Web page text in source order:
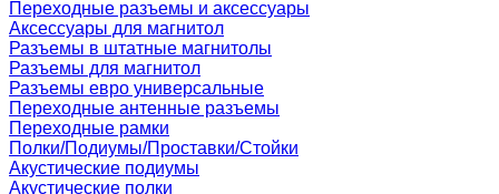
Переходные разъемы и аксессуары
Аксессуары для магнитол
Разъемы в штатные магнитолы
Разъемы для магнитол
Разъемы евро универсальные
Переходные антенные разъемы
Переходные рамки
Полки/Подиумы/Проставки/Стойки
Акустические подиумы
Акустические полки